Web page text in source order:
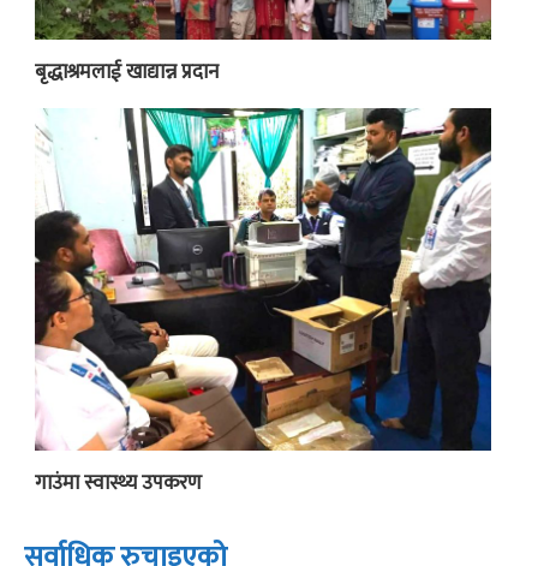
बृद्धाश्रमलाई खाद्यान्न प्रदान
गाउंमा स्वास्थ्य उपकरण